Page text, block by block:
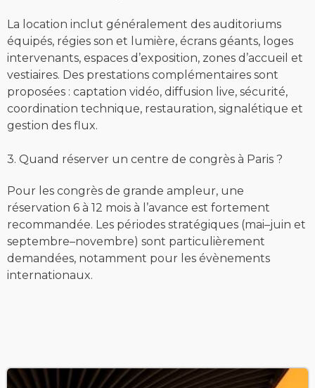
La location inclut généralement des auditoriums
équipés, régies son et lumière, écrans géants, loges
intervenants, espaces d’exposition, zones d’accueil et
vestiaires. Des prestations complémentaires sont
proposées : captation vidéo, diffusion live, sécurité,
coordination technique, restauration, signalétique et
gestion des flux.
3. Quand réserver un centre de congrès à Paris ?
Pour les congrès de grande ampleur, une
réservation 6 à 12 mois à l’avance est fortement
recommandée. Les périodes stratégiques (mai–juin et
septembre–novembre) sont particulièrement
demandées, notamment pour les évènements
internationaux.